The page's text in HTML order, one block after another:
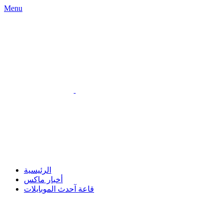
Menu
الرئيسية
أخبار ماكس
قاعة آحدث الموبايلات